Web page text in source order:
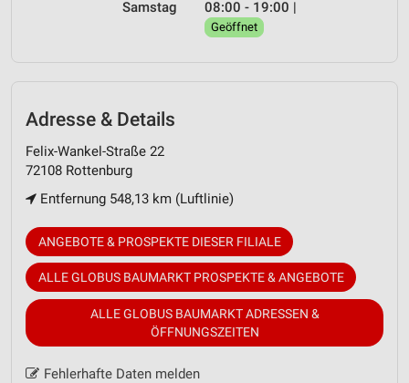
Samstag 08:00 - 19:00 |
Geöffnet
Adresse & Details
Felix-Wankel-Straße 22
72108 Rottenburg
Entfernung 548,13 km (Luftlinie)
ANGEBOTE & PROSPEKTE DIESER FILIALE
ALLE GLOBUS BAUMARKT PROSPEKTE & ANGEBOTE
ALLE GLOBUS BAUMARKT ADRESSEN &
ÖFFNUNGSZEITEN
Fehlerhafte Daten melden